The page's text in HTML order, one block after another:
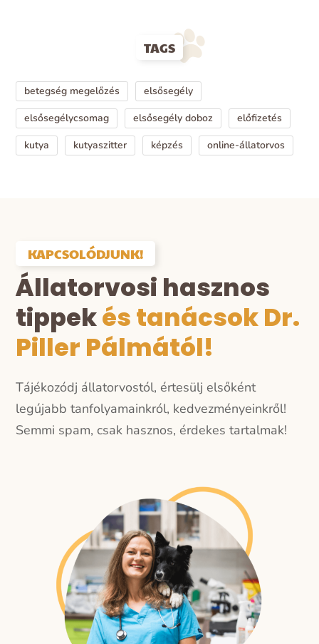
TAGS
betegség megelőzés
elsősegély
elsősegélycsomag
elsősegély doboz
előfizetés
kutya
kutyaszitter képzés online-állatorvos
KAPCSOLÓDJUNK!
Állatorvosi hasznos
tippekés tanácsok Dr.
Piller Pálmától!
Tájékozódj állatorvostól, értesülj elsőként
legújabb tanfolyamainkról, kedvezményeinkről!
Semmi spam, csak hasznos, érdekes tartalmak!